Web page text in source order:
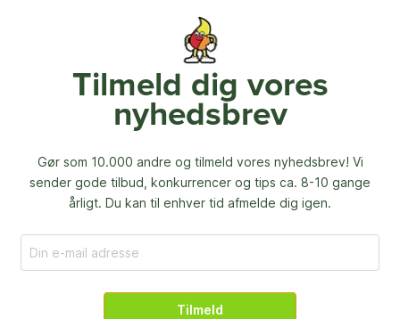
Tilmeld dig vores
nyhedsbrev
Gør som 10.000 andre og tilmeld vores nyhedsbrev! Vi
sender gode tilbud, konkurrencer og tips ca. 8-10 gange
årligt. Du kan til enhver tid afmelde dig igen.
Tilmeld